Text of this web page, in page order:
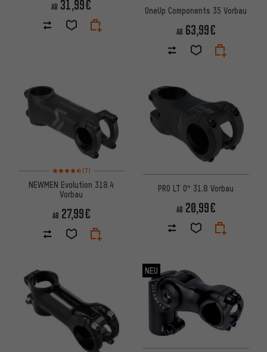
AB 31,99€ OneUp Components 35 Vorbau
AB 63,99€
Bewertungen: 4,5 von 5 basierend auf 7 Bewertungen
(7)
NEWMEN Evolution 318.4
Vorbau
AB 27,99€
PRO LT 0° 31.8 Vorbau
AB 20,99€
NEU